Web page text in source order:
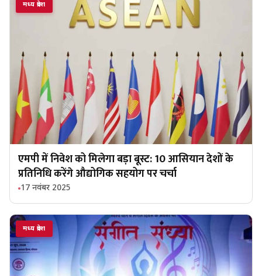
मध्य प्रदेश
एमपी में निवेश को मिलेगा बड़ा बूस्ट: 10 आसियान देशों के
प्रतिनिधि करेंगे औद्योगिक सहयोग पर चर्चा
17 नवंबर 2025
मध्य प्रदेश